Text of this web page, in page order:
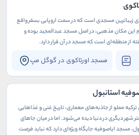
مسجد اورتاکوی در گوگل مپ
زیباترین مسجدی است که در سمت اروپایی بسفر واقع
مکان مذهبی، در اصل مسجد عبدالمجید بوده و
از منطقه‌ای است که مسجد در آن قرار دارد.
استانبول
مملو از جاذبه‌های معماری، تاریخ غنی و غذاهایی
شهر دیگری در دنیا دیده می‌شود. اما در میان جاهای
مسجد ایاصوفیه جایگاه ویژه‌ای دارد که نباید فرصت